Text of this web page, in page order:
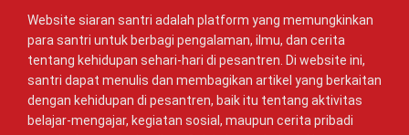
Website siaran santri adalah platform yang memungkinkan
para santri untuk berbagi pengalaman, ilmu, dan cerita
tentang kehidupan sehari-hari di pesantren. Di website ini,
santri dapat menulis dan membagikan artikel yang berkaitan
dengan kehidupan di pesantren, baik itu tentang aktivitas
belajar-mengajar, kegiatan sosial, maupun cerita pribadi